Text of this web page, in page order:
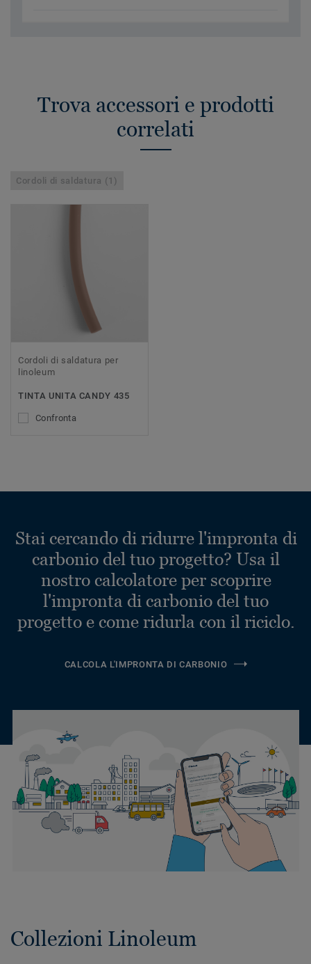
Trova accessori e prodotti
correlati
Cordoli di saldatura (1)
Cordoli di saldatura per
linoleum
TINTA UNITA CANDY 435
Confronta
Stai cercando di ridurre l'impronta di
carbonio del tuo progetto? Usa il
nostro calcolatore per scoprire
l'impronta di carbonio del tuo
progetto e come ridurla con il riciclo.
CALCOLA L'IMPRONTA DI CARBONIO
Collezioni Linoleum